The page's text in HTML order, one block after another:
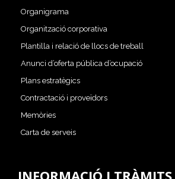
Organigrama
Organització corporativa
Plantilla i relació de llocs de treball
Anunci d’oferta pública d’ocupació
Plans estratègics
Contractació i proveïdors
Memòries
Carta de serveis